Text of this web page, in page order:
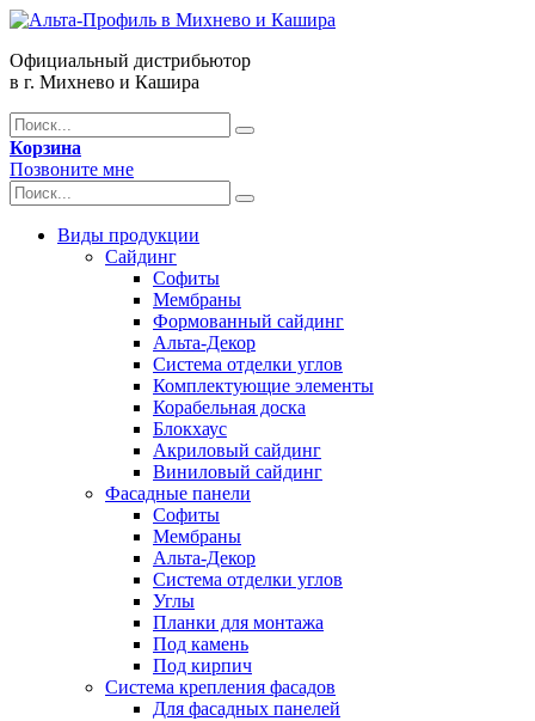
Официальный дистрибьютор
в г. Михнево и Кашира
Корзина
Позвоните мне
Виды продукции
Сайдинг
Софиты
Мембраны
Формованный сайдинг
Альта-Декор
Система отделки углов
Комплектующие элементы
Корабельная доска
Блокхаус
Акриловый сайдинг
Виниловый сайдинг
Фасадные панели
Софиты
Мембраны
Альта-Декор
Система отделки углов
Углы
Планки для монтажа
Под камень
Под кирпич
Система крепления фасадов
Для фасадных панелей